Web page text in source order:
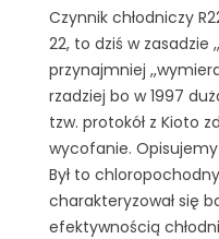
Czynnik chłodniczy
22, to dziś w zasadzie
przynajmniej
rzadziej bo w 1997
tzw. protokół z Kioto
wycofanie.
Był to
charakteryzował się
efektywnością